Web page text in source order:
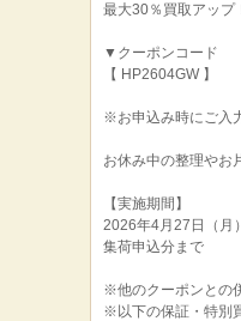
最大30％買取アップ
▼クーポンコード
【 HP2604GW 】
※お申込み時にご入
お休み中の整理やお
【実施期間】
2026年4月27日（月
集荷申込分まで
※他のクーポンとの
※以下の保証・特別